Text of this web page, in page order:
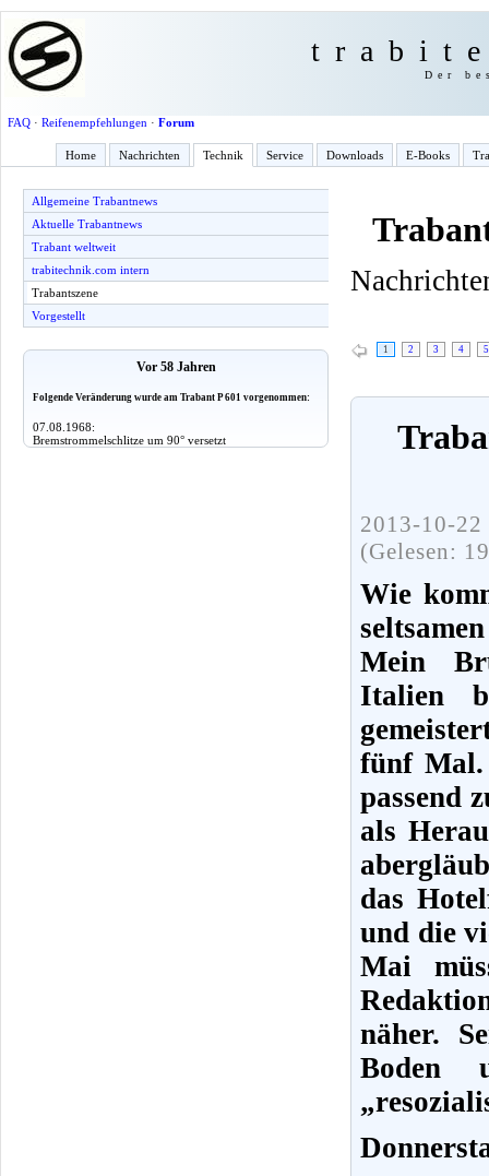
Der
FAQ· Reifenempfehlungen · Forum
Home Nachrichten Technik Service Downloads E-Books
Allgemeine Trabantnews
Aktuelle Trabantnews
Trabant weltweit
trabitechnik.com intern
Trabantszene
Vorgestellt
Vor 58 Jahren
Folgende Veränderung wurde am Trabant P 601 vorgenommen:
07.08.1968:
Bremstrommelschlitze um 90° versetzt
1 2 3 4 5
2013-10-
(Gelesen:
Wie
Mein
Italien
fünf Mal.
passend
als
das
und die
Mai
näher.
Boden